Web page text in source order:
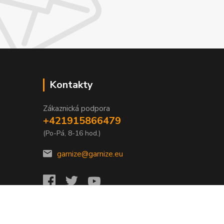
Kontakty
Zákaznická podpora
+421915866479
(Po-Pá, 8-16 hod.)
garnize@garnize.eu